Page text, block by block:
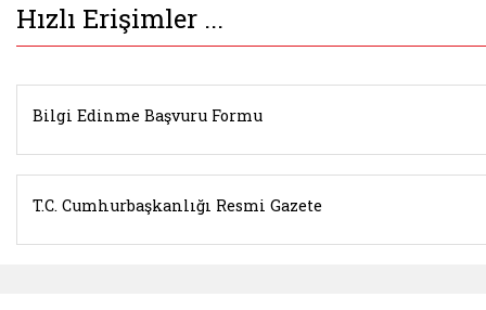
Hızlı Erişimler ...
Bilgi Edinme Başvuru Formu
T.C. Cumhurbaşkanlığı Resmi Gazete